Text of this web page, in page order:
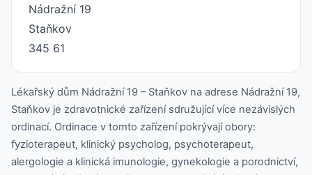
Nádražní 19
Staňkov
345 61
Lékařský dům Nádražní 19 – Staňkov na adrese Nádražní 19,
Staňkov je zdravotnické zařízení sdružující více nezávislých
ordinací. Ordinace v tomto zařízení pokrývají obory:
fyzioterapeut, klinický psycholog, psychoterapeut,
alergologie a klinická imunologie, gynekologie a porodnictví,